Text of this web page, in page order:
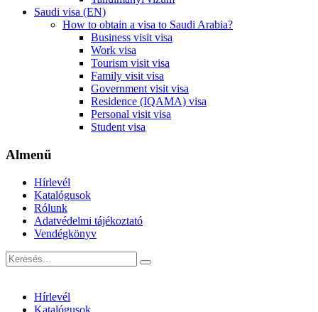
Saudi visa (EN)
How to obtain a visa to Saudi Arabia?
Business visit visa
Work visa
Tourism visit visa
Family visit visa
Government visit visa
Residence (IQAMA) visa
Personal visit visa
Student visa
Almenü
Hírlevél
Katalógusok
Rólunk
Adatvédelmi tájékoztató
Vendégkönyv
Hírlevél
Katalógusok